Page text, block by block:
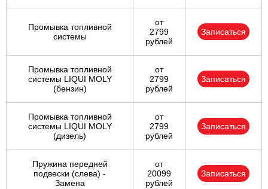
Промывка топливной
системы
от
2799
рублей
Записаться
Промывка топливной
системы LIQUI MOLY
(бензин)
от
2799
рублей
Записаться
Промывка топливной
системы LIQUI MOLY
(дизель)
от
2799
рублей
Записаться
Пружина передней
подвески (слева) -
Замена
от
20099
рублей
Записаться